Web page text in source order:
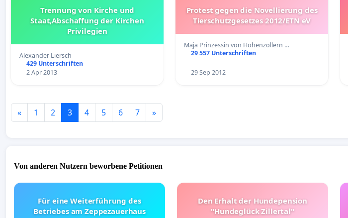
Trennung von Kirche und
Staat,Abschaffung der Kirchen
Privilegien
Alexander Liersch
429 Unterschriften
2 Apr 2013
Protest gegen die Novellierung des
Tierschutzgesetzes 2012/ETN eV
Maja Prinzessin von Hohenzollern …
29 557 Unterschriften
29 Sep 2012
« 1 2 3 4 5 6 7 »
Von anderen Nutzern beworbene Petitionen
Für eine Weiterführung des
Betriebes am Zeppezauerhaus
Den Erhalt der Hundepension
"Hundeglück Zillertal"